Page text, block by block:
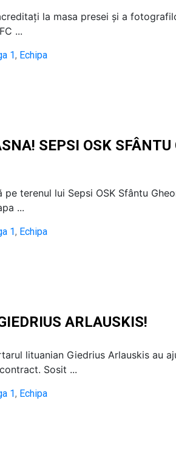
la masa presei și a
...
1, Echipa
SEPSI OSK SFÂNTU
terenul lui Sepsi OSK Sfântu
...
1, Echipa
ARLAUSKIS!
lituanian Giedrius Arlauskis au
Sosit ...
1, Echipa